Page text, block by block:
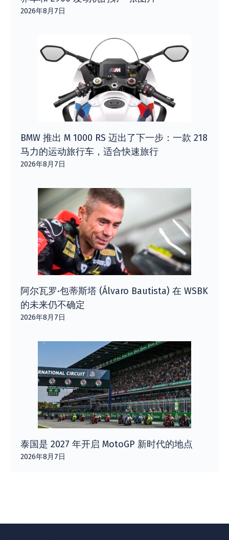
2026年8月7日
BMW 推出 M 1000 RS 迈出了下一步：一款 218
马力的运动旅行车，适合快速旅行
2026年8月7日
阿尔瓦罗·包蒂斯塔 (Álvaro Bautista) 在 WSBK
的未来仍不确定
2026年8月7日
泰国是 2027 年开启 MotoGP 新时代的地点
2026年8月7日